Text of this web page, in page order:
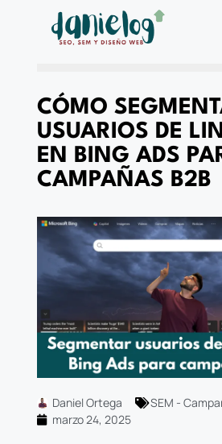
CÓMO
USUARIOS DE
EN BING ADS
CAMPAÑAS B2B
Daniel Ortega
SEM -
marzo 24, 2025